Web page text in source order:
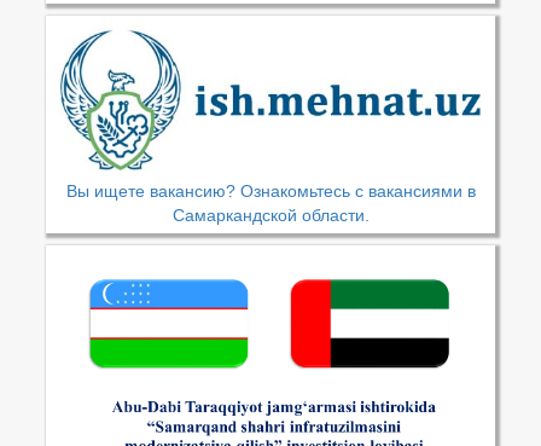
Вы ищете вакансию? Ознакомьтесь с вакансиями в
Самаркандской области.